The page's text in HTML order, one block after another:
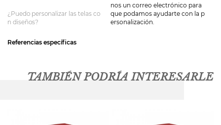
¿Puedo personalizar las telas co
n diseños?
nos un correo electrónico para
que podamos ayudarte con la p
ersonalización.
Referencias específicas
TAMBIÉN PODRÍA INTERESARLE